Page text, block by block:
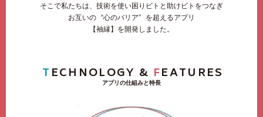
そこで私たちは、技術を使い困りビトと助けビトをつなぎ
お互いの “心のバリア”
を超えるアプリ
【袖縁】を開発しました。
TECHNOLOGY & FEATURES
アプリの仕組みと特長